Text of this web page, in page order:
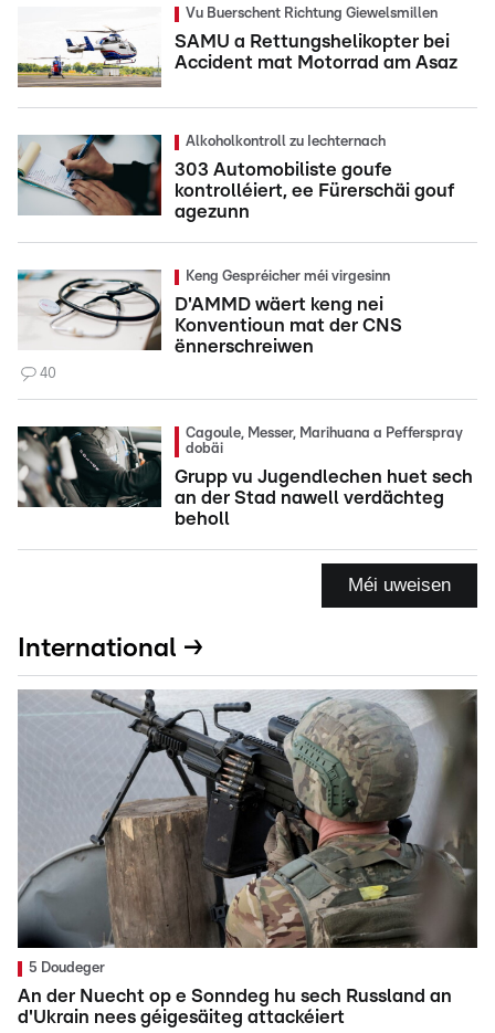
Vu Buerschent Richtung Giewelsmillen
SAMU a Rettungshelikopter bei
Accident mat Motorrad am Asaz
Alkoholkontroll zu Iechternach
303 Automobiliste goufe
kontrolléiert, ee Fürerschäi gouf
agezunn
Keng Gespréicher méi virgesinn
D'AMMD wäert keng nei
Konventioun mat der CNS
ënnerschreiwen
40
Cagoule, Messer, Marihuana a Pefferspray
dobäi
Grupp vu Jugendlechen huet sech
an der Stad nawell verdächteg
beholl
Méi uweisen
International →
5 Doudeger
An der Nuecht op e Sonndeg hu sech Russland an
d'Ukrain nees géigesäiteg attackéiert